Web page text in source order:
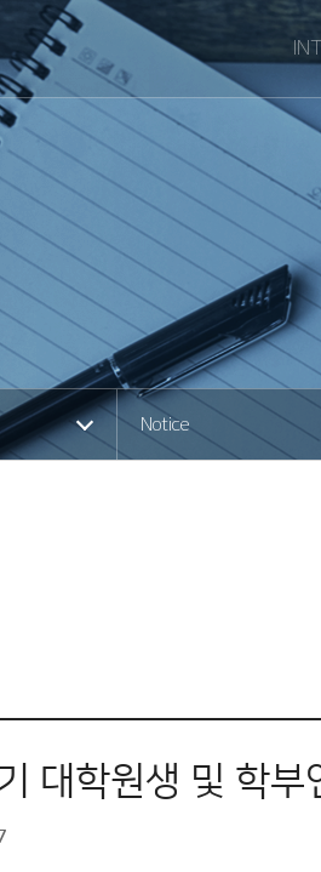
About
Contact us
Notice
대학원생 및 학부